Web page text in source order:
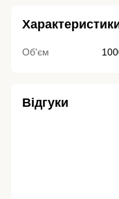
Об'єм
Відгуки